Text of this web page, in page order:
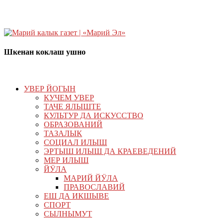
Шкенан коклаш ушно
УВЕР ЙОГЫН
КУЧЕМ УВЕР
ТАЧЕ ЯЛЫШТЕ
КУЛЬТУР ДА ИСКУССТВО
ОБРАЗОВАНИЙ
ТАЗАЛЫК
СОЦИАЛ ИЛЫШ
ЭРТЫШ ИЛЫШ ДА КРАЕВЕДЕНИЙ
МЕР ИЛЫШ
ЙӰЛА
МАРИЙ ЙӰЛА
ПРАВОСЛАВИЙ
ЕШ ДА ИКШЫВЕ
СПОРТ
СЫЛНЫМУТ